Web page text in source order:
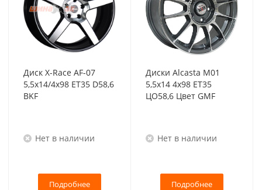
Диск X-Race AF-07
5,5x14/4x98 ET35 D58,6
BKF
Нет в наличии
Подробнее
Диски Alcasta M01
5,5x14 4x98 ET35
ЦО58,6 Цвет GMF
Нет в наличии
Подробнее